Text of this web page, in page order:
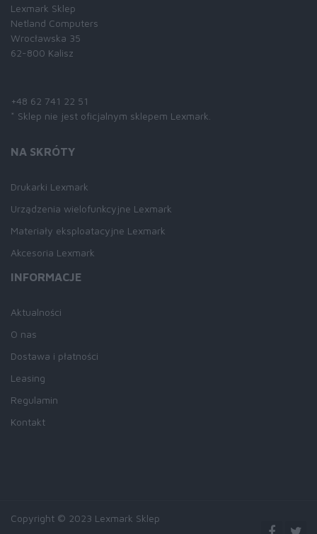
Lexmark Sklep
Netland Computers
Wrocławska 35
62-800 Kalisz
+48 62 741 22 51
* Sklep nie jest oficjalnym sklepem Lexmark.
NA SKRÓTY
Drukarki Lexmark
Urządzenia wielofunkcyjne Lexmark
Materiały eksploatacyjne Lexmark
Akcesoria Lexmark
INFORMACJE
Aktualności
O nas
Dostawa i płatności
Leasing
Regulamin
Kontakt
Copyright © 2023 Lexmark Sklep